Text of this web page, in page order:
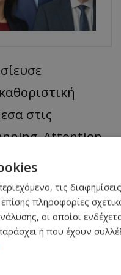
στις
Attention,
φύση της
την
του,
ένα
την
τις
πληροφορίες
οι οποίοι
ή που έχουν